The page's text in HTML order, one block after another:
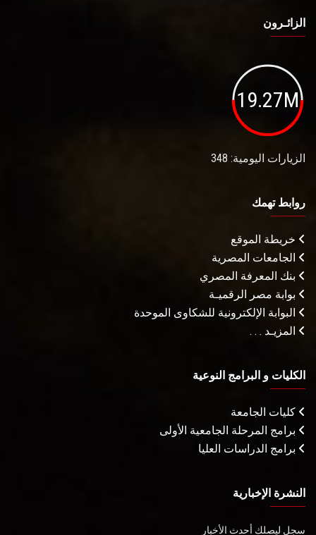
الزائـرون
19.27M
الزيارات اليومية: 348
روابط تهمك
خريطة الموقع
الجامعات المصرية
بنك المعرفة المصري
بوابة مصر الرقميـة
البوابة الإلكترونية للشكاوى الموحدة
المزيـد . . .
الكليات و البرامج النوعية
كليات الجامعة
برامج المرحلة الجامعية الأولى
برامج الدراسات العليا
النشرة الإخبارية
سجل ليصلك أحدث الأخبار